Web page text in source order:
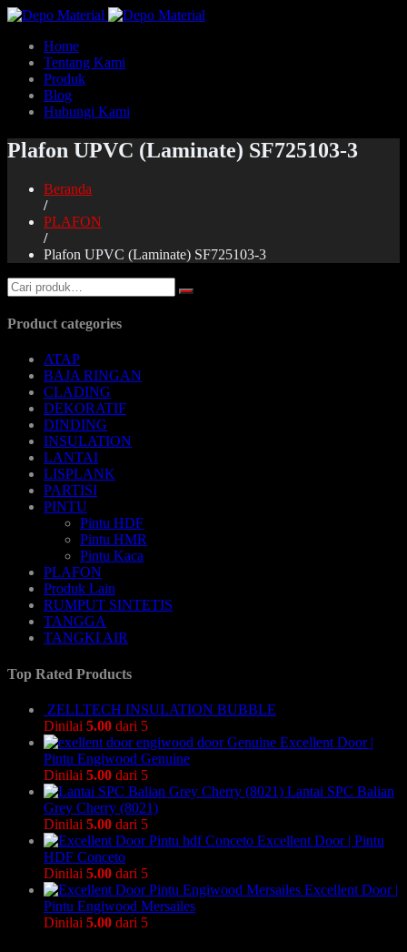
Home
Tentang Kami
Produk
Blog
Hubungi Kami
Plafon UPVC (Laminate) SF725103-3
Beranda
/
PLAFON
/
Plafon UPVC (Laminate) SF725103-3
Product categories
ATAP
BAJA RINGAN
CLADING
DEKORATIF
DINDING
INSULATION
LANTAI
LISPLANK
PARTISI
PINTU
Pintu HDF
Pintu HMR
Pintu Kaca
PLAFON
Produk Lain
RUMPUT SINTETIS
TANGGA
TANGKI AIR
Top Rated Products
ZELLTECH INSULATION BUBBLE
Dinilai 5.00 dari 5
Excellent Door |
Pintu Engiwood Genuine
Dinilai 5.00 dari 5
Lantai SPC Balian
Grey Cherry (8021)
Dinilai 5.00 dari 5
Excellent Door | Pintu
HDF Conceto
Dinilai 5.00 dari 5
Excellent Door |
Pintu Engiwood Mersailes
Dinilai 5.00 dari 5